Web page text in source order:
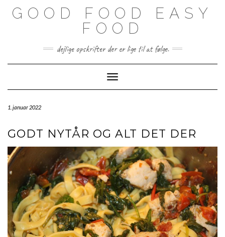
GOOD FOOD EASY
FOOD
dejlige opskrifter der er lige til at følge.
Toggle Navigation
1. januar 2022
GODT NYTÅR OG ALT DET DER